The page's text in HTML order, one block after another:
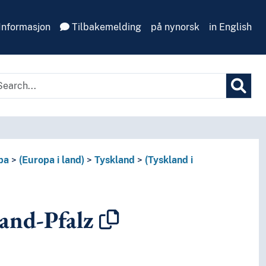
Tilbakemelding på nynorsk in English
(Europa i land) Tyskland
(Tyskland i
Pfalz